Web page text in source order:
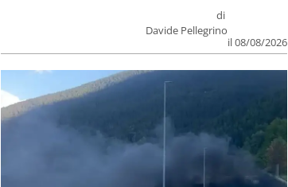
di
Davide Pellegrino
il 08/08/2026